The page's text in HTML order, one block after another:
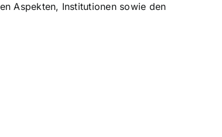
Aspekten, Institutionen sowie den